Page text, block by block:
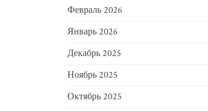
Февраль 2026
Январь 2026
Декабрь 2025
Ноябрь 2025
Октябрь 2025